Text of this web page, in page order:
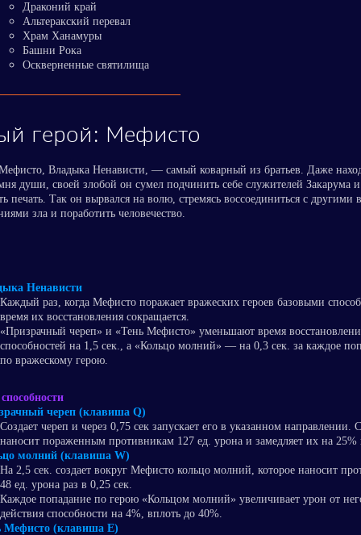
Драконий край
Альтеракский перевал
Храм Ханамуры
Башни Рока
Оскверненные святилища
герой: Мефисто
Владыка Ненависти, — самый коварный из братьев. Даже
души, своей злобой он сумел подчинить себе служителей Закарума и
печать. Так он вырвался на волю, стремясь воссоединиться с другими
зла и поработить человечество.
Ненависти
Каждый раз, когда Мефисто поражает вражеских героев базовыми
время их восстановления сокращается.
«Призрачный череп» и «Тень Мефисто» уменьшают время
способностей на 1,5 сек., а «Кольцо молний» — на 0,3 сек. за каждое
по вражескому герою.
череп (клавиша Q)
Создает череп и через 0,75 сек запускает его в указанном направлении.
наносит пораженным противникам 127 ед. урона и замедляет их на 25%
молний (клавиша W)
На 2,5 сек. создает вокруг Мефисто кольцо молний, которое наносит
48 ед. урона раз в 0,25 сек.
Каждое попадание по герою «Кольцом молний» увеличивает урон от
действия способности на 4%, вплоть до 40%.
Мефисто (клавиша E)